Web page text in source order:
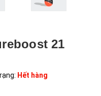
21
Hết hàng